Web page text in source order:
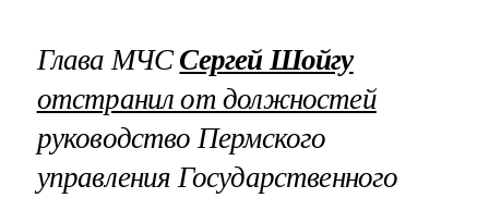
Глава МЧССергей Шойгу
отстранил от должностей
руководство Пермского
управления Государственного